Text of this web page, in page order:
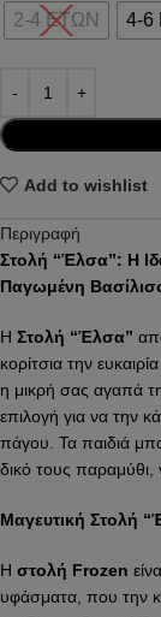
2-4 ΕΤΩΝ 4-6
Add to wishlist
Περιγραφή
Στολή “Έλσα”: Η
Παγωμένη
Η Στολή “Έλσα”
κορίτσια την
η μικρή σας αγαπά
επιλογή για να την
πάγου. Τα παιδιά
δικό τους παραμύθι,
Μαγευτική Στολή
Η στολή Frozen
υφάσματα, που την